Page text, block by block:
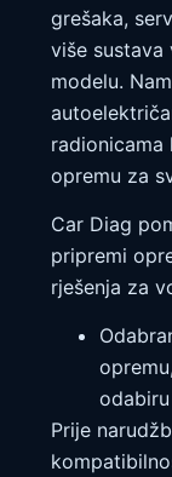
grešaka,
više
modelu.
radionicama
opremu za
Car Diag
pripremi
rješenja za
Prije